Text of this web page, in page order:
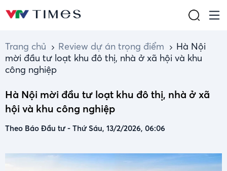
Trang chủ Review dự án trọng điểm
Hà Nội
mời đầu tư loạt khu đô thị, nhà ở xã hội và khu
công nghiệp
Hà Nội mời đầu tư loạt khu đô thị, nhà ở xã
hội và khu công nghiệp
Theo Báo Đầu tư- Thứ Sáu, 13/2/2026, 06:06